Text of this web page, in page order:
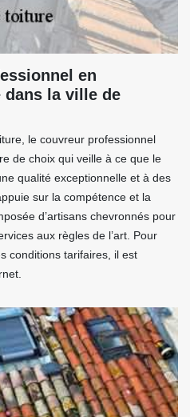
en
la ville de
le couvreur professionnel
de choix qui veille à ce que le
qualité exceptionnelle et à des
sur la compétence et la
d’artisans chevronnés pour
aux règles de l’art. Pour
conditions tarifaires, il est